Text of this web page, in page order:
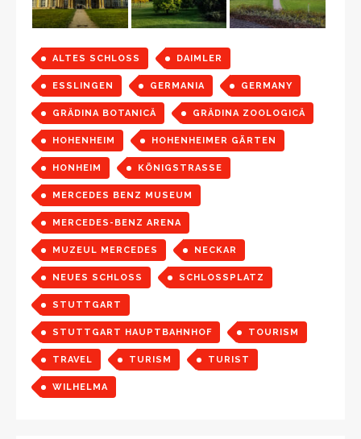
ALTES SCHLOSS DAIMLER
ESSLINGEN GERMANIA GERMANY
GRĂDINA BOTANICĂ GRĂDINA ZOOLOGICĂ
HOHENHEIM HOHENHEIMER GÄRTEN
HONHEIM KÖNIGSTRASSE
MERCEDES BENZ MUSEUM
MERCEDES-BENZ ARENA
MUZEUL MERCEDES NECKAR
NEUES SCHLOSS SCHLOSSPLATZ
STUTTGART
STUTTGART HAUPTBAHNHOF TOURISM
TRAVEL TURISM TURIST
WILHELMA